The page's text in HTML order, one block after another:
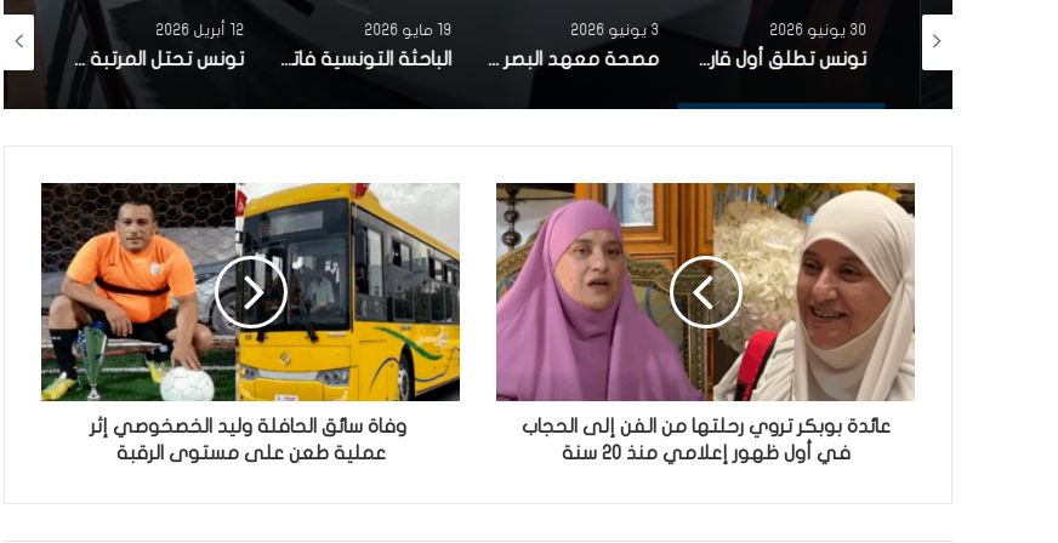
30 يونيو 2026
تونس تطلق أول قارب صيد كهربائي يعمل بالطاقة الشمسية في المتوسط
3 يونيو 2026
مصحة معهد البصر والشبكية بالبحيرة 1 تقوم باجراء اكثر من 50 عملية جراحية لازالة الماء الابيض مجانا لفائدة عدد من اهالي قفصة
19 مايو 2026
الباحثة التونسية فاتن المولدي تنجح في الحصول على براءة اختراع في الولايات المتحدة الأمريكية، وذلك بعد ابتكارها محركاً هجيناً ثورياً
12 أبريل 2026
تونس تحتل المرتبة الاولى افريقيا من حيث عدد النساء المطورات للبرمجيات
عائدة بوبكر تروي رحلتها من الفن إلى الحجاب
في أول ظهور إعلامي منذ 20 سنة
وفاة سائق الحافلة وليد الخصخوصي إثر
عملية طعن على مستوى الرقبة